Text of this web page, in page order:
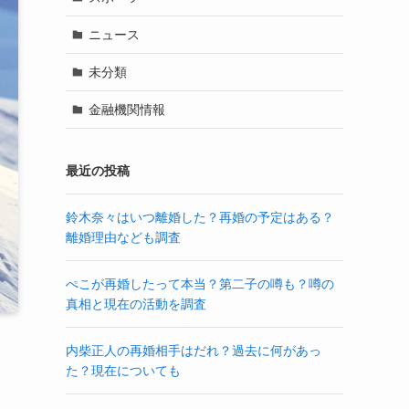
ニュース
未分類
金融機関情報
最近の投稿
鈴木奈々はいつ離婚した？再婚の予定はある？
離婚理由なども調査
ぺこが再婚したって本当？第二子の噂も？噂の
真相と現在の活動を調査
内柴正人の再婚相手はだれ？過去に何があっ
た？現在についても